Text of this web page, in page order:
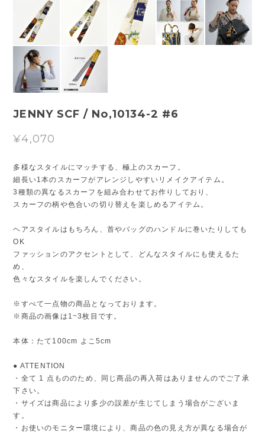
JENNY SCF / No,10134-2 #6
¥4,070
多様なスタイルにマッチする、極上のスカーフ。
細長い1本のスカーフがアレンジしやすいリメイクアイテム。
3種類の異なるスカーフを組み合わせてお作りしており、
スカーフの柄や色合いの切り替えを楽しめるアイテム。
ヘアスタイルはもちろん、首やバッグのハンドルに巻いたりしても
OK
ファッションのアクセントとして、どんなスタイルにも使えるた
め、
色々なスタイルを楽しんでください。
※すべて一点物の商品となっております。
※商品の画像は1~3枚目です。
本体：たて100cm よこ5cm
● ATTENTION
・全て 1 点もののため、同じ商品の再入荷はありませんのでご了承
下さい。
・サイズは商品により多少の誤差が生じてしまう場合がございま
す。
・お使いのモニター環境により、商品の色の見え方が異なる場合が